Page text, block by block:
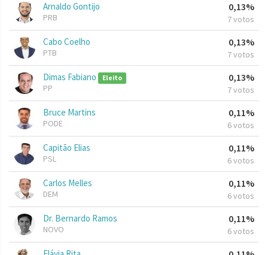
Arnaldo Gontijo
PRB
0,13%
7 votos
Cabo Coelho
PTB
0,13%
7 votos
Dimas Fabiano Eleito
PP
0,13%
7 votos
Bruce Martins
PODE
0,11%
6 votos
Capitão Elias
PSL
0,11%
6 votos
Carlos Melles
DEM
0,11%
6 votos
Dr. Bernardo Ramos
NOVO
0,11%
6 votos